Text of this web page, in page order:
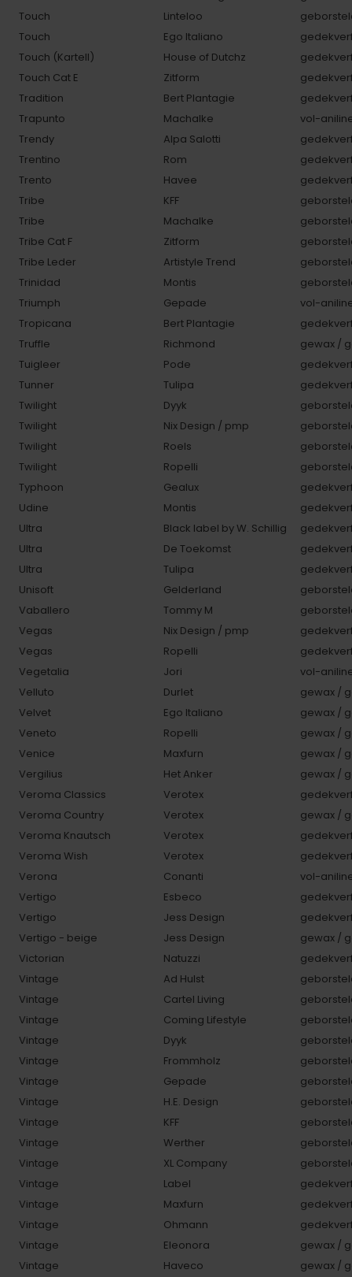
Touch
Linteloo
Touch
Ego Italiano
Touch (Kartell)
House of Dutchz
Touch Cat E
Zitform
Tradition
Bert Plantagie
Trapunto
Machalke
vol-
Trendy
Alpa Salotti
Trentino
Rom
Trento
Havee
Tribe
KFF
Tribe
Machalke
Tribe Cat F
Zitform
Tribe Leder
Artistyle Trend
Trinidad
Montis
Triumph
Gepade
vol-
Tropicana
Bert Plantagie
Truffle
Richmond
gewax /
Tuigleer
Pode
Tunner
Tulipa
Twilight
Dyyk
Twilight
Nix Design / pmp
Twilight
Roels
Twilight
Ropelli
Typhoon
Gealux
Udine
Montis
Ultra
Black label by W. Schillig
Ultra
De Toekomst
Ultra
Tulipa
Unisoft
Gelderland
Vaballero
Tommy M
Vegas
Nix Design / pmp
Vegas
Ropelli
Vegetalia
Jori
vol-
Velluto
Durlet
gewax /
Velvet
Ego Italiano
gewax /
Veneto
Ropelli
gewax /
Venice
Maxfurn
gewax /
Vergilius
Het Anker
gewax /
Veroma Classics
Verotex
Veroma Country
Verotex
gewax /
Veroma Knautsch
Verotex
Veroma Wish
Verotex
Verona
Conanti
vol-
Vertigo
Esbeco
Vertigo
Jess Design
Vertigo - beige
Jess Design
gewax /
Victorian
Natuzzi
Vintage
Ad Hulst
Vintage
Cartel Living
Vintage
Coming Lifestyle
Vintage
Dyyk
Vintage
Frommholz
Vintage
Gepade
Vintage
H.E. Design
Vintage
KFF
Vintage
Werther
Vintage
XL Company
Vintage
Label
Vintage
Maxfurn
Vintage
Ohmann
Vintage
Eleonora
gewax /
Vintage
Haveco
gewax /